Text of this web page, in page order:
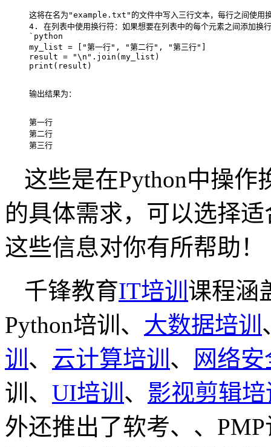
这将在名为"example.txt"的文件中写入三行文本，每行之间使用
4. 在列表中使用换行符：如果想要在列表中的每个元素之间添加换
`python
my_list = ["第一行", "第二行", "第三行"]
result = "\n".join(my_list)
第一行
第二行
这些是在Python中操
的具体需求，可以选择
这些信息对你有所帮助！
千锋教育IT培训 课程涵
Python培训、 大数据培训
训 、 云计算培训 、
网络
训、 UI培训 、 影视剪辑培
外还推出了软考、、